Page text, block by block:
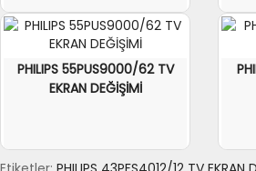
PHILIPS 55PUS9000/62 TV
EKRAN DEĞİŞİMİ